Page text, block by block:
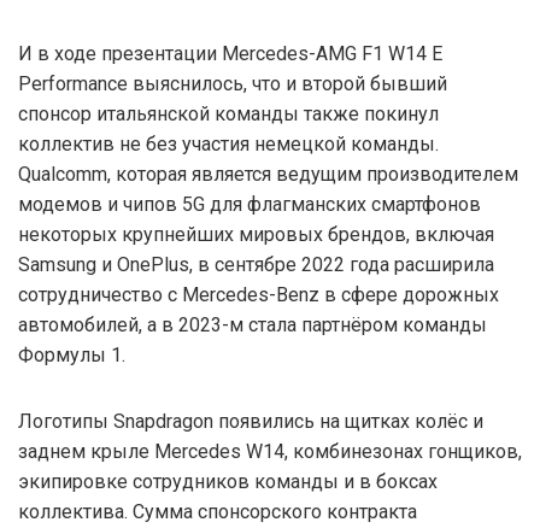
И в ходе презентации Mercedes-AMG F1 W14 E
Performance выяснилось, что и второй бывший
спонсор итальянской команды также покинул
коллектив не без участия немецкой команды.
Qualcomm, которая является ведущим производителем
модемов и чипов 5G для флагманских смартфонов
некоторых крупнейших мировых брендов, включая
Samsung и OnePlus, в сентябре 2022 года расширила
сотрудничество с Mercedes-Benz в сфере дорожных
автомобилей, а в 2023-м стала партнёром команды
Формулы 1.
Логотипы Snapdragon появились на щитках колёс и
заднем крыле Mercedes W14, комбинезонах гонщиков,
экипировке сотрудников команды и в боксах
коллектива. Сумма спонсорского контракта